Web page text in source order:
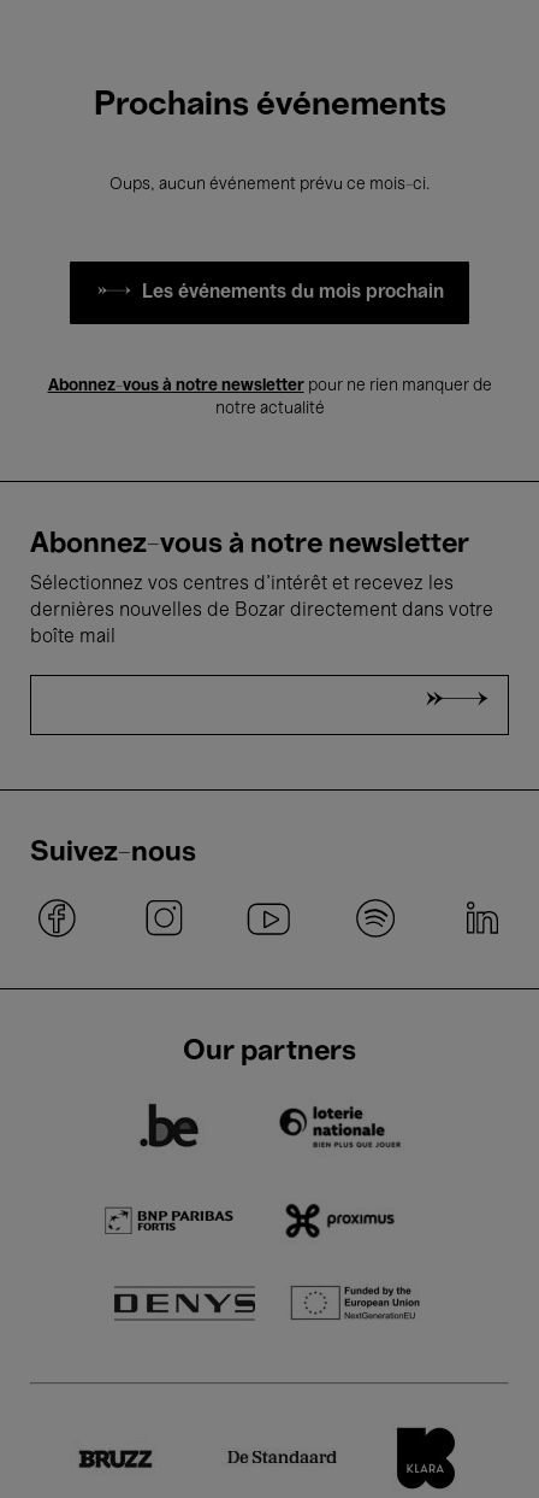
Prochains événements
Oups, aucun événement prévu ce mois-ci.
Les événements du mois prochain
Abonnez-vous à notre newsletterpour ne rien manquer de
notre actualité
Abonnez-vous à notre newsletter
Sélectionnez vos centres d'intérêt et recevez les
dernières nouvelles de Bozar directement dans votre
boîte mail
Suivez-nous
Our partners